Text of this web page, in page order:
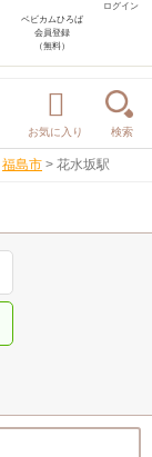
ログイン
ベビカムひろば
会員登録
（無料）
お気に入り 検索
福島市 > 花水坂駅